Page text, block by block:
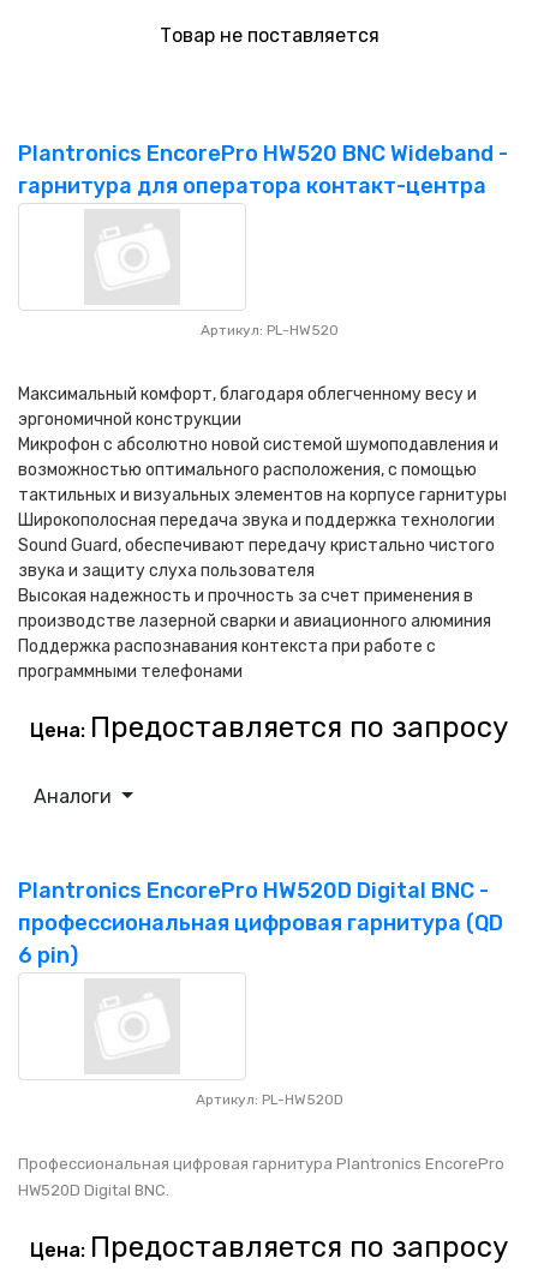
Товар не поставляется
Plantronics EncorePro HW520 BNC Wideband -
гарнитура для оператора контакт-центра
Артикул: PL-HW520
Максимальный комфорт, благодаря облегченному весу и
эргономичной конструкции
Микрофон с абсолютно новой системой шумоподавления и
возможностью оптимального расположения, с помощью
тактильных и визуальных элементов на корпусе гарнитуры
Широкополосная передача звука и поддержка технологии
Sound Guard, обеспечивают передачу кристально чистого
звука и защиту слуха пользователя
Высокая надежность и прочность за счет применения в
производстве лазерной сварки и авиационного алюминия
Поддержка распознавания контекста при работе с
программными телефонами
Цена: Предоставляется по запросу
Аналоги
Plantronics EncorePro HW520D Digital BNC -
профессиональная цифровая гарнитура (QD
6 pin)
Артикул: PL-HW520D
Профессиональная цифровая гарнитура Plantronics EncorePro
HW520D Digital BNC.
Цена: Предоставляется по запросу